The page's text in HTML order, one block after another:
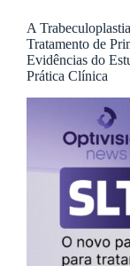
A
Tratamento de
Evidências do
Prática Clínica